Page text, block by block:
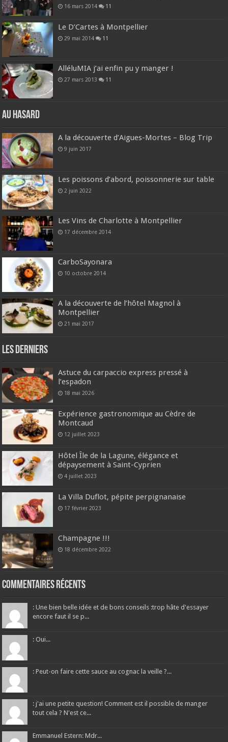
16 mars 2014 11
Le D’Cartes à Montpellier
29 mai 2014 11
AlléluMIA j’ai enfin pu y manger !
27 mars 2013 11
Au hasard
A la découverte d’Aigues-Mortes – Blog Trip
9 juin 2017
Les poissons d’abord, poissonnerie sur table
2 juin 2022
Les Vins de Charlotte à Montpellier
17 décembre 2014
CarboSayonara
10 octobre 2014
A la découverte de l’hôtel Magnol à
Montpellier
21 mai 2017
Les derniers
Astuce du carpaccio express pressé à
l’espadon
18 mai 2026
Expérience gastronomique au Cèdre de
Montcaud
12 juillet 2023
Hôtel Île de la Lagune, élégance et
dépaysement à Saint-Cyprien
4 juillet 2023
La Villa Duflot, pépite perpignanaise
17 février 2023
Champagne !!!
18 décembre 2022
Commentaires récents
: Une bien belle idée et de bons conseils :trop hâte d'essayer
encore faut il se p...
: Oui...
: Peut-on faire cette sauce au cognac la veille ?...
: j'ai une petite question! Comment est il possible de manger
tout cela ? N'est ce...
Emmanuel Estern: Mdr...